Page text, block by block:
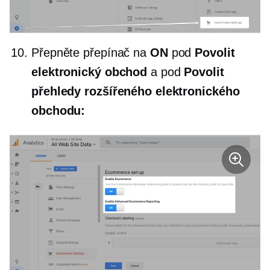
Přepněte přepínač na ONpod Povolit
elektronický obchod a pod Povolit
přehledy rozšířeného elektronického
obchodu: